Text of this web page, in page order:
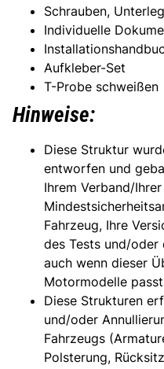
Schrauben,
Individuelle
Aufkleber-Set
T-Probe schweißen
Hinweise:
Diese Struktur
entworfen und
Ihrem Verband/
Fahrzeug, Ihre
des Tests und/
auch wenn dieser
Motormodelle
Diese Strukturen
und/oder
Fahrzeugs
Polsterung,